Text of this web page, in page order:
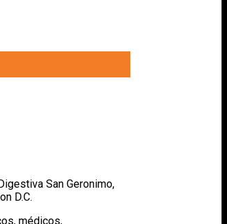
San Geronimo,
D.C.
médicos,